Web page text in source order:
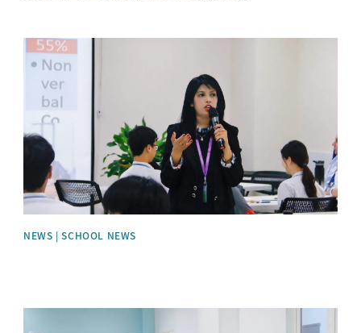
News image
NEWS | SCHOOL NEWS